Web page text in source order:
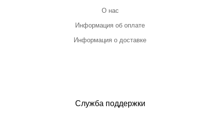
О нас
Информация об оплате
Информация о доставке
Служба поддержки